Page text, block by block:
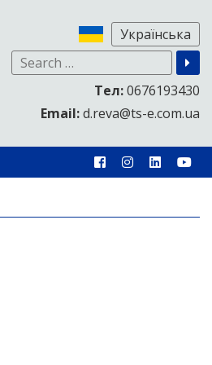
Тел:0676193430
Email:d.reva@ts-e.com.ua